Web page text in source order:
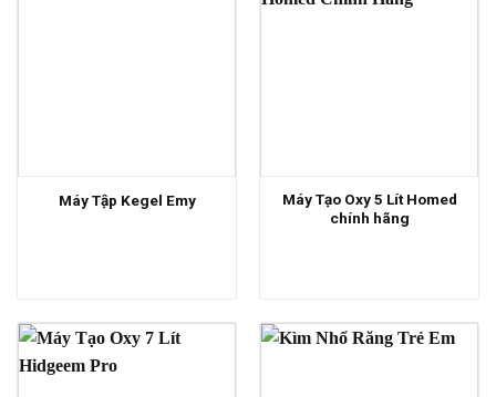
Máy Tập Kegel Emy
Máy Tạo Oxy 5 Lít Homed
chính hãng